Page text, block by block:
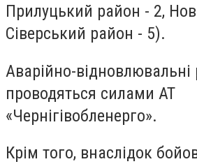
Прилуцький район - 2,
Сіверський район - 5).
Аварійно-відновлювальні
проводяться силами АТ
«Чернігівобленерго».
Крім того, внаслідок